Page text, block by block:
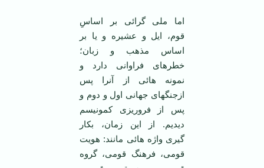
اما ملی گرائی بر اساسِ
قوم، ایل و عشیره و یا بر
اساس مذهب و زبان؛
خطرهای فراوانی دارد و
نمونه هائی از آنرا پس
ازجنگهای جهانی اول و دوم و
پس از فروریزی کمونیسم
دیدیم. از این زمان، بکار
گیری واژه هائی مانند: هویت
قومی، فرهنگ قومی، گروه